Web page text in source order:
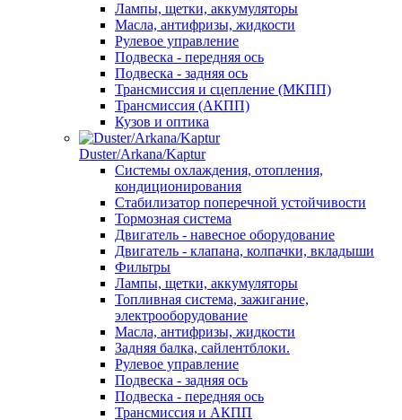
Лампы, щетки, аккумуляторы
Масла, антифризы, жидкости
Рулевое управление
Подвеска - передняя ось
Подвеска - задняя ось
Трансмиссия и сцепление (МКПП)
Трансмиссия (АКПП)
Кузов и оптика
Duster/Arkana/Kaptur
Системы охлаждения, отопления,
кондиционирования
Стабилизатор поперечной устойчивости
Тормозная система
Двигатель - навесное оборудование
Двигатель - клапана, колпачки, вкладыши
Фильтры
Лампы, щетки, аккумуляторы
Топливная система, зажигание,
электрооборудование
Масла, антифризы, жидкости
Задняя балка, сайлентблоки.
Рулевое управление
Подвеска - задняя ось
Подвеска - передняя ось
Трансмиссия и АКПП